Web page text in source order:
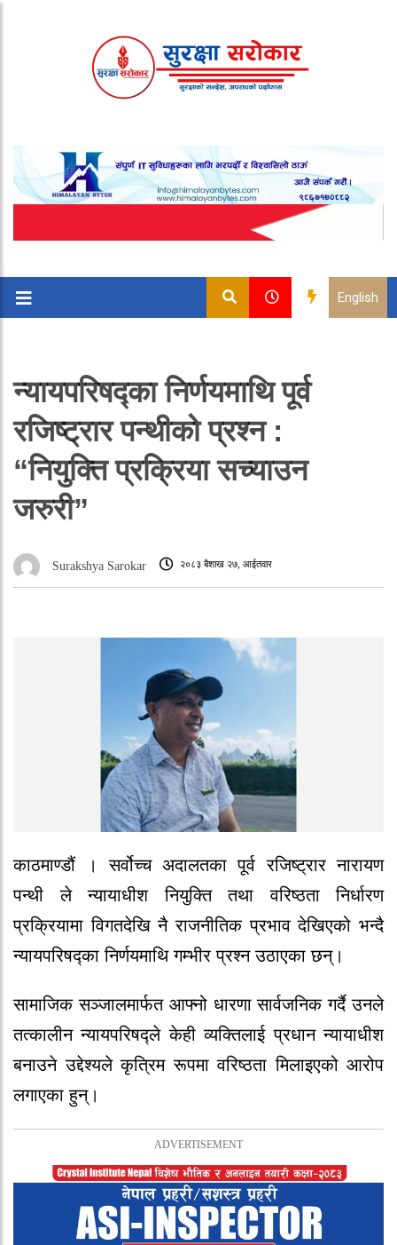
English
न्यायपरिषद्का निर्णयमाथि पूर्व
रजिष्ट्रार पन्थीको प्रश्न :
“नियुक्ति प्रक्रिया सच्याउन
जरुरी”
Surakshya Sarokar २०८३ बैशाख २७, आईतवार
काठमाण्डौं । सर्वोच्च अदालतका पूर्व रजिष्ट्रार नारायण
पन्थी ले न्यायाधीश नियुक्ति तथा वरिष्ठता निर्धारण
प्रक्रियामा विगतदेखि नै राजनीतिक प्रभाव देखिएको भन्दै
न्यायपरिषद्का निर्णयमाथि गम्भीर प्रश्न उठाएका छन्।
सामाजिक सञ्जालमार्फत आफ्नो धारणा सार्वजनिक गर्दै उनले
तत्कालीन न्यायपरिषद्ले केही व्यक्तिलाई प्रधान न्यायाधीश
बनाउने उद्देश्यले कृत्रिम रूपमा वरिष्ठता मिलाइएको आरोप
लगाएका हुन्।